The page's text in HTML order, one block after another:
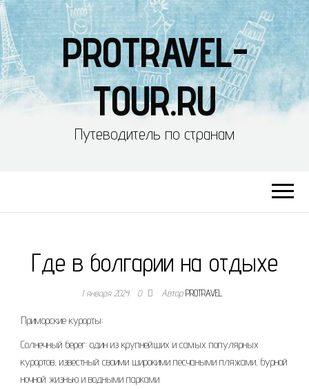
PROTRAVEL-
TOUR.RU
Путеводитель по странам
Где в болгарии на отдыхе
1 января 2024 0 АвторPROTRAVEL
Приморские курорты:
Солнечный берег: один из крупнейших и самых популярных
курортов, известный своими широкими песчаными пляжами, бурной
ночной жизнью и водными парками.